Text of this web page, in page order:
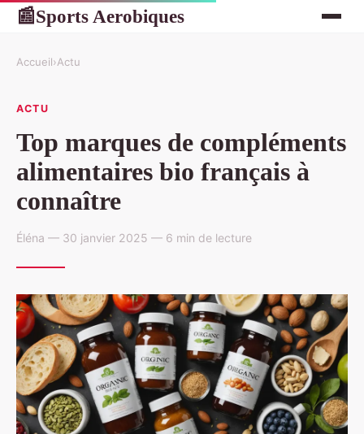
📰Sports Aerobiques
Accueil›Actu
ACTU
Top marques de compléments
alimentaires bio français à
connaître
Éléna — 30 janvier 2025 — 6 min de lecture